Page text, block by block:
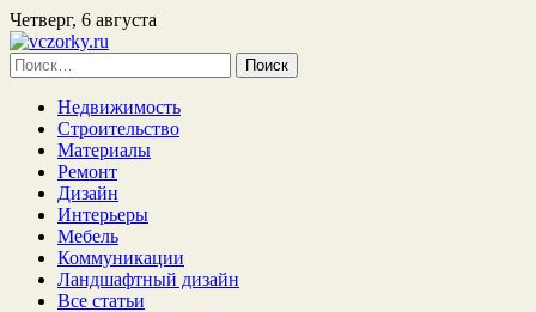
Четверг, 6 августа
Найти:
Недвижимость
Строительство
Материалы
Ремонт
Дизайн
Интерьеры
Мебель
Коммуникации
Ландшафтный дизайн
Все статьи